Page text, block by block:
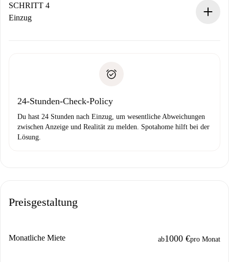
stellen den Kontakt her.
Wenn der Vermieter ablehnen muss, entstehen keine
SCHRITT 4
Einzug
24-Stunden-Check-Policy
Du hast 24 Stunden nach Einzug, um wesentliche Abweichungen
zwischen Anzeige und Realität zu melden. Spotahome hilft bei der
Lösung.
Preisgestaltung
Monatliche Miete ab1000 €pro Monat